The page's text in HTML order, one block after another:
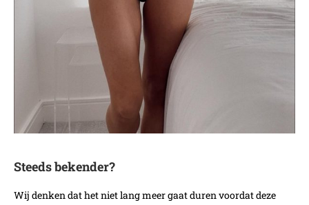
Steeds bekender?
Wij denken dat het niet lang meer gaat duren voordat deze